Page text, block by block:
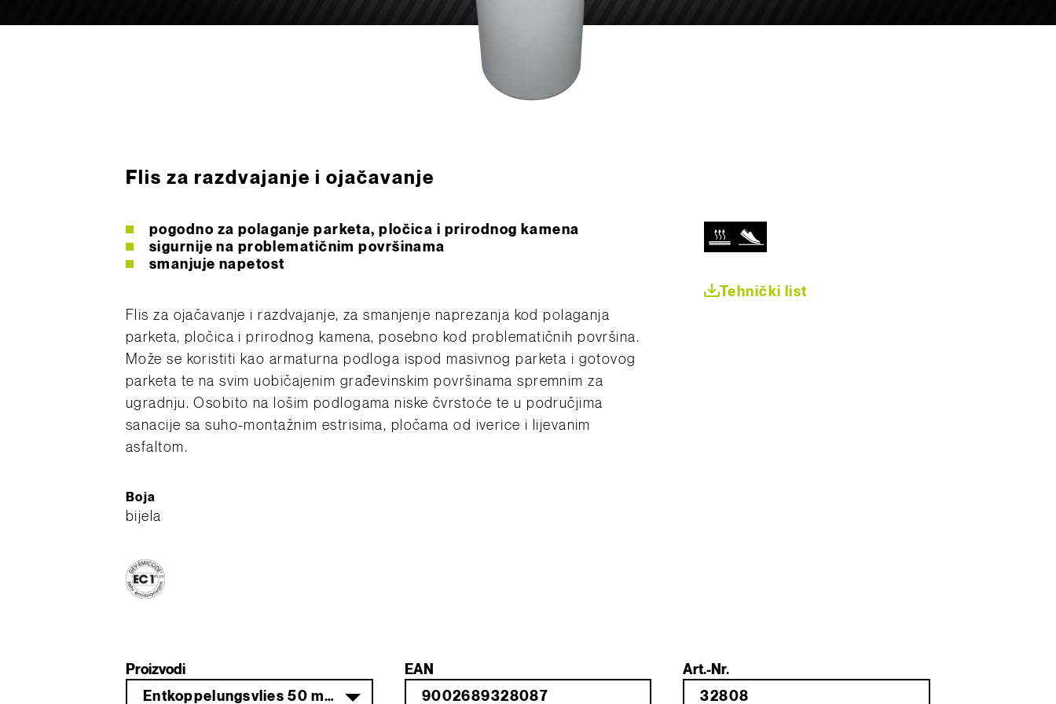
Flis za razdvajanje i ojačavanje
pogodno za polaganje parketa, pločica i prirodnog kamena
sigurnije na problematičnim površinama
smanjuje napetost
Flis za ojačavanje i razdvajanje, za smanjenje naprezanja kod polaganja
parketa, pločica i prirodnog kamena, posebno kod problematičnih površina.
Može se koristiti kao armaturna podloga ispod masivnog parketa i gotovog
parketa te na svim uobičajenim građevinskim površinama spremnim za
ugradnju. Osobito na lošim podlogama niske čvrstoće te u područjima
sanacije sa suho-montažnim estrisima, pločama od iverice i lijevanim
asfaltom.
Boja
bijela
Tehnički list
Proizvodi
Entkoppelungsvlies 50 m² für Parkettverlegung
EAN Art.-Nr.